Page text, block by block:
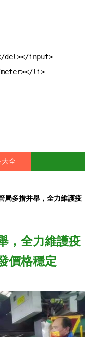
del></input>
li>
大全
局多措并舉，全力維護疫
，全力維護疫
價格穩定